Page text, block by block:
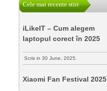
Cele mai recente stiri
iLikeIT – Cum alegem
laptopul corect în 2025
Scris in 30 June, 2025.
Xiaomi Fan Festival 2025